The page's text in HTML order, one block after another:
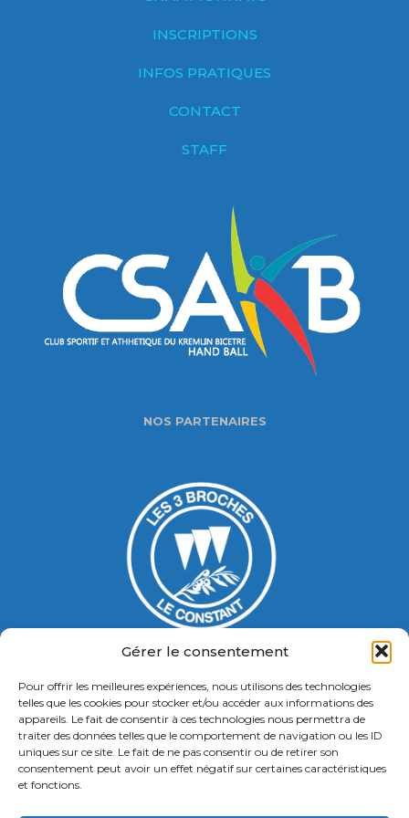
Gérer le consentement
Pour offrir les meilleures expériences, nous utilisons des technologies
telles que les cookies pour stocker et/ou accéder aux informations des
appareils. Le fait de consentir à ces technologies nous permettra de
traiter des données telles que le comportement de navigation ou les ID
uniques sur ce site. Le fait de ne pas consentir ou de retirer son
consentement peut avoir un effet négatif sur certaines caractéristiques
et fonctions.
INSCRIPTIONS
INFOS PRATIQUES
CONTACT
STAFF
NOS PARTENAIRES
Gymnase Jacques Ducasse
5 Bd Chastenet de Géry
Contact : 01 46 58 49 88